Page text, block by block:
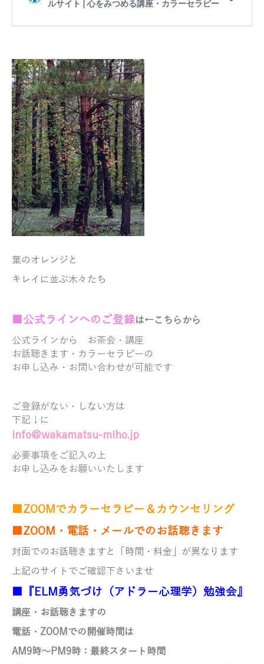
葉のオレンジと
キレイに並ぶ木々たち
公式ラ インへのご登録は←こちらから
公式ラインから
お茶会・講座
お話聴きます・ カラーセラピーの
お申し込み・お問い合わせが可能です
ご登録がない・しない方は
下記↓に
info@wakamatsu-miho.jp
必要事項をご記入の上
お申し込みをお願いいたします
■ZOOMでカラーセラピー＆カウンセリング
■ZOOM・電話・メールでのお話聴きます
対面でのお話聴きますと「時間・料金」が異なります
上記のサイトでご確認下さいませ
■『ELM勇気づけ（アドラー心理学）勉強会』
講座・お話聴きますの
電話・ZOOMでの開催時間は
AM9時～PM9時：最終スタート時間